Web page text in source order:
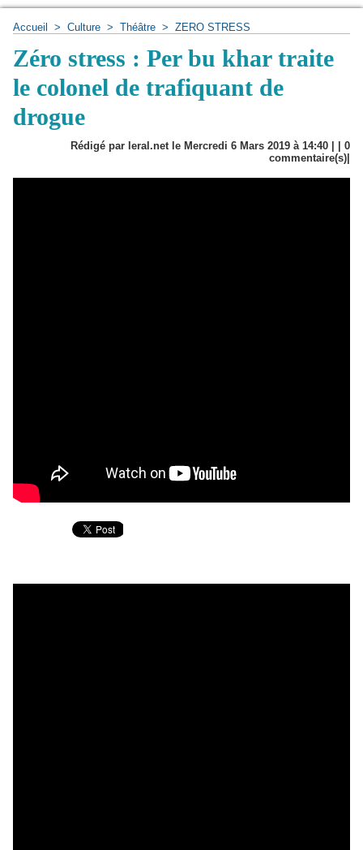
Accueil > Culture > Théâtre > ZERO STRESS
Zéro stress : Per bu khar traite
le colonel de trafiquant de
drogue
Rédigé par leral.net le Mercredi 6 Mars 2019 à 14:40 | | 0
commentaire(s)|